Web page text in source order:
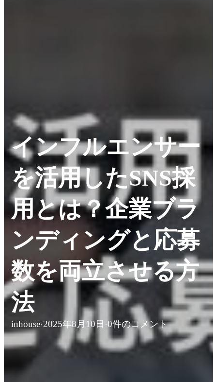
インフルエンサー
を活用したSNS採
用とは？企業ブラ
ンディングと応募
数を両立させる方
法
inhouse·2025年8月10日 ·0件のコメント